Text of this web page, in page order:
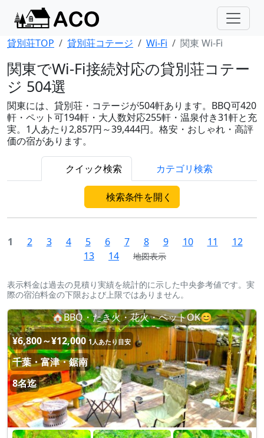
貸別荘TOP 貸別荘コテージ Wi-Fi 関東 Wi-Fi
関東でWi-Fi接続対応の貸別荘コテー
ジ 504選
関東には、貸別荘・コテージが504軒あります。BBQ可420
軒・ペット可194軒・大人数対応255軒・温泉付き31軒と充
実。1人あたり2,857円～39,444円。格安・おしゃれ・高評
価の宿があります。
クイック検索 カテゴリ検索
検索条件を開く
1 2 3 4 5 6 7 8 9 10 11
12
13
14 地図表示
表示料金は過去の見積り実績を統計的に示した中央参考値です。実
際の宿泊料金の下限および上限ではありません。
🏠BBQ・たき火・花火・ペットOK😊
¥6,800～¥12,000 1人あたり目安
千葉・富津・鋸南
8名迄